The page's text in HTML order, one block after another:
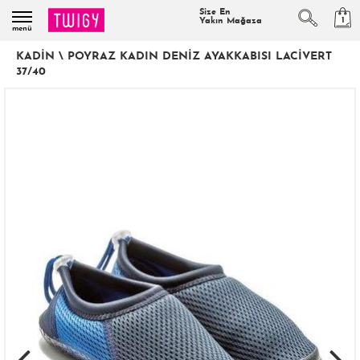
menü
Size En
Yakın Mağaza
1
KADIN \ POYRAZ KADIN DENIZ AYAKKABISI LACIVERT
37/40